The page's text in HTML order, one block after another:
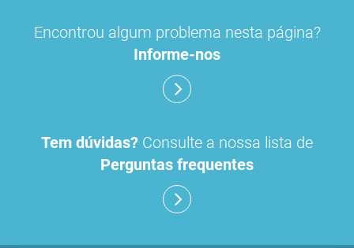
Encontrou algum problema nesta página?
Informe-nos
Tem dúvidas? Consulte a nossa lista de
Perguntas frequentes